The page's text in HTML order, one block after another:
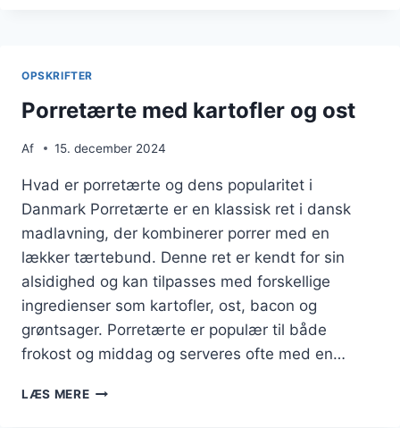
OPSKRIFTER
Porretærte med kartofler og ost
Af 15. december 2024
Hvad er porretærte og dens popularitet i
Danmark Porretærte er en klassisk ret i dansk
madlavning, der kombinerer porrer med en
lækker tærtebund. Denne ret er kendt for sin
alsidighed og kan tilpasses med forskellige
ingredienser som kartofler, ost, bacon og
grøntsager. Porretærte er populær til både
frokost og middag og serveres ofte med en…
LÆS MEREPORRETÆRTE